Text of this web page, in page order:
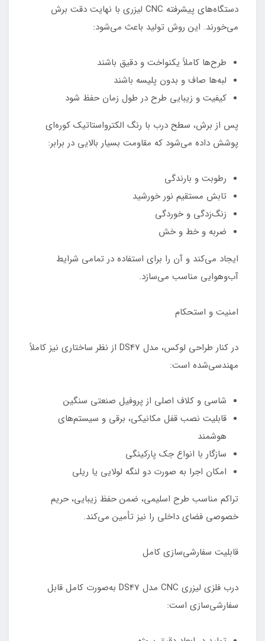
دستگاه‌های پیشرفته CNC لیزری با نهایت دقت برش
می‌خورند. این روش تولید باعث می‌شود:
طرح‌ها کاملاً یکنواخت و دقیق باشند
لبه‌ها صاف و بدون پلیسه باشند
کیفیت و زیبایی طرح در طول زمان حفظ شود
پس از برش، سطح درب با رنگ الکترواستاتیک کوره‌ای
پوشش داده می‌شود که مقاومت بسیار بالایی در برابر:
رطوبت و بارندگی
تابش مستقیم نور خورشید
زنگ‌زدگی و خوردگی
ضربه و خط و خش
ایجاد می‌کند و آن را برای استفاده در تمامی شرایط
آب‌وهوایی مناسب می‌سازد.
امنیت و استحکام
در کنار طراحی لوکس، مدل DS47 از نظر ساختاری نیز کاملاً
مهندسی‌شده است:
شاسی و کلاف اصلی از پروفیل صنعتی سنگین
قابلیت نصب قفل مکانیکی، برقی و سیستم‌های
هوشمند
سازگار با انواع جک پارکینگی
امکان اجرا به صورت دو لنگه لولایی یا ریلی
تراکم مناسب طرح اسلیمی، ضمن حفظ زیبایی، حریم
خصوصی فضای داخلی را نیز تأمین می‌کند.
قابلیت سفارشی‌سازی کامل
درب فلزی لیزری CNC مدل DS47 به‌صورت کامل قابل
سفارشی‌سازی است: